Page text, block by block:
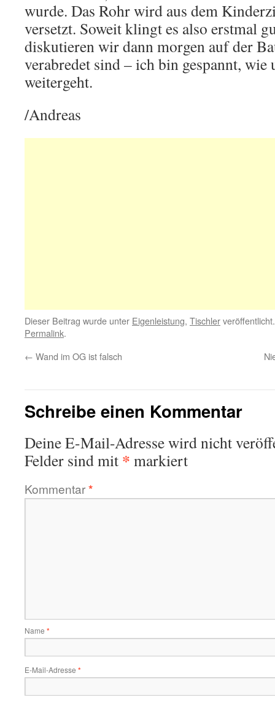
wurde. Das Rohr wird aus dem
versetzt. Soweit klingt es also erstmal
diskutieren wir dann morgen auf der
verabredet sind – ich bin gespannt, wie
weitergeht.
/Andreas
Dieser Beitrag wurde unter Eigenleistung, Tischler
Permalink.
← Wand im OG ist falsch
Schreibe einen Kommentar
Deine E-Mail-Adresse wird nicht
Felder sind mit * markiert
Kommentar*
Name *
E-Mail-Adresse *